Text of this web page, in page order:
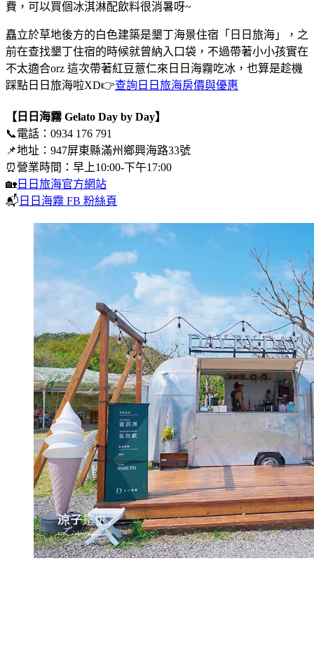
費，可以買個冰淇淋配飲料很消暑呀~
矗立於草地後方的白色建築是墾丁海景住宿「日日旅海」，之
前在查找墾丁住宿的時候就曾納入口袋，不過帶著小小孩實在
不太適合orz 這次帶著紅豆薏仁來日日海霧吃冰，也算是趁機
踩點日日旅海啦XD👉查詢日日旅海房價與優惠
【日日海霧 Gelato Day by Day】
📞電話：0934 176 791
📌地址：947屏東縣滿州鄉興海路33號
⏰營業時間：早上10:00-下午17:00
🏡 日日旅海官方網站
📬 日日海霧 FB 粉絲頁